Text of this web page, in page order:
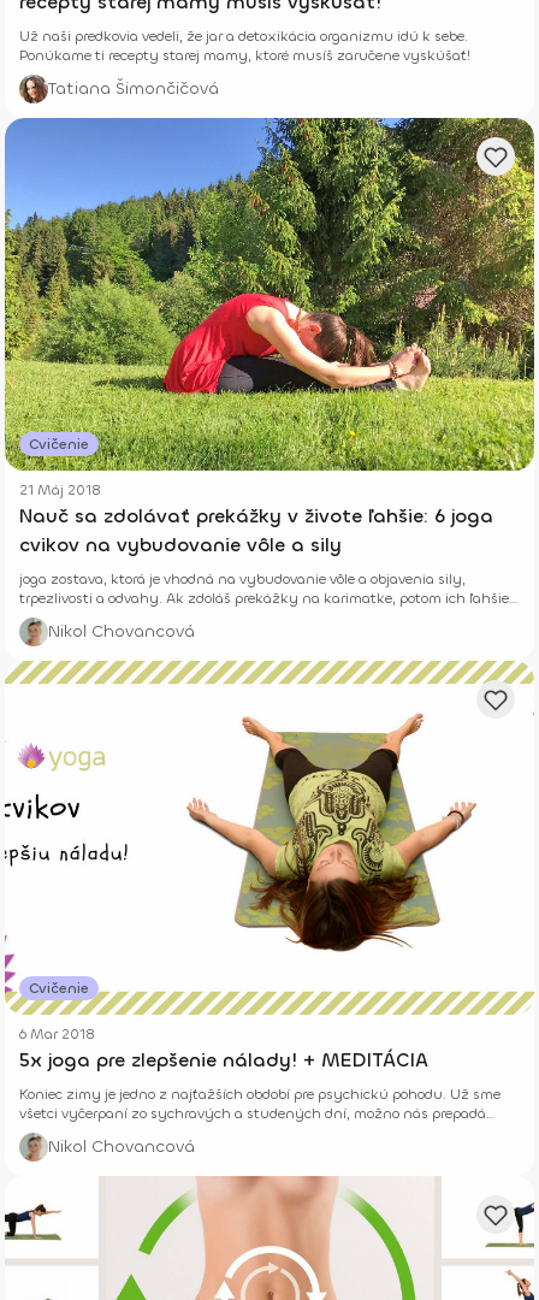
Už naši predkovia vedeli, že jar a detoxikácia organizmu idú k sebe.
Ponúkame ti recepty starej mamy, ktoré musíš zaručene vyskúšať!
Tatiana Šimončičová
Cvičenie
21 Máj 2018
Nauč sa zdolávať prekážky v živote ľahšie: 6 joga
cvikov na vybudovanie vôle a sily
joga zostava, ktorá je vhodná na vybudovanie vôle a objavenia sily,
trpezlivosti a odvahy. Ak zdoláš prekážky na karimatke, potom ich ľahšie
zdoláš aj v živote.
Nikol Chovancová
Cvičenie
6 Mar 2018
5x joga pre zlepšenie nálady! + MEDITÁCIA
Koniec zimy je jedno z najťažších období pre psychickú pohodu. Už sme
všetci vyčerpaní zo sychravých a studených dní, možno nás prepadá
depresia či smutná nálada. Preto ti ponúkame túto joga zostavu na
okamžité zlepšenie nálady.
Nikol Chovancová